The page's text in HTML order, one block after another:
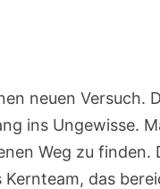
neuen Versuch.
ins Ungewisse.
Weg zu finden.
das